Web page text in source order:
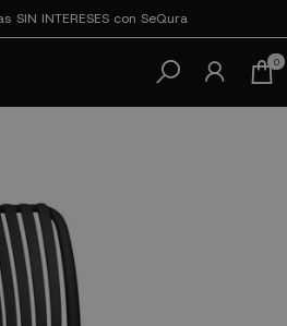
SIN INTERESES con SeQura
0